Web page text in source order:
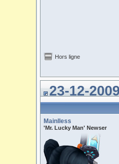
Hors ligne
23-12-
Mainlless
'Mr. Lucky Man' Newser